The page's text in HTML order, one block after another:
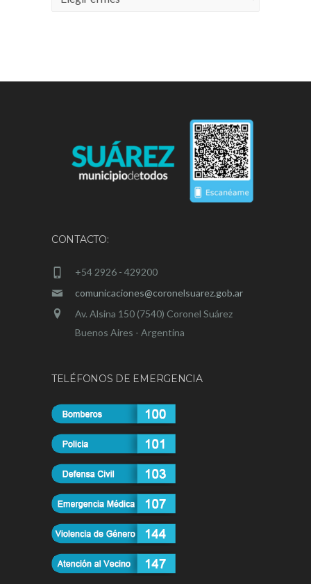
CONTACTO:
+54 2926 - 429200
comunicaciones@coronelsuarez.gob.ar
Av. Alsina 150 (7540) Coronel Suárez
Buenos Aires - Argentina
TELÉFONOS DE EMERGENCIA